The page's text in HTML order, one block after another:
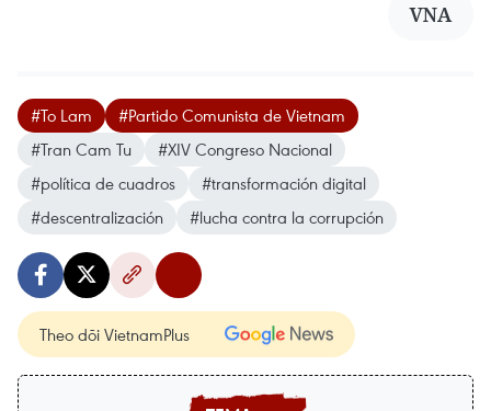
VNA
#To Lam
#Partido Comunista de Vietnam
#Tran Cam Tu
#XIV Congreso Nacional
#política de cuadros
#transformación digital
#descentralización
#lucha contra la corrupción
Theo dõi VietnamPlus